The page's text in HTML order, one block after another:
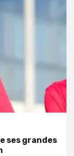
ses grandes